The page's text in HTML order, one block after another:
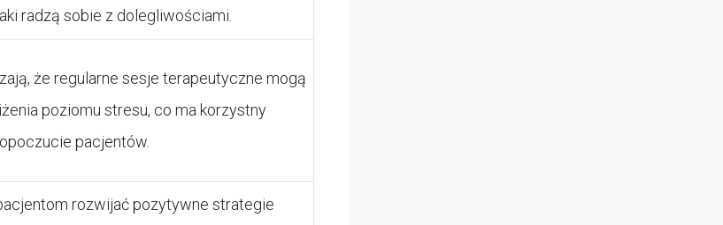
radzą sobie z dolegliwościami.
że regularne sesje terapeutyczne mogą
poziomu stresu, co ma korzystny
pacjentów.
rozwijać pozytywne strategie